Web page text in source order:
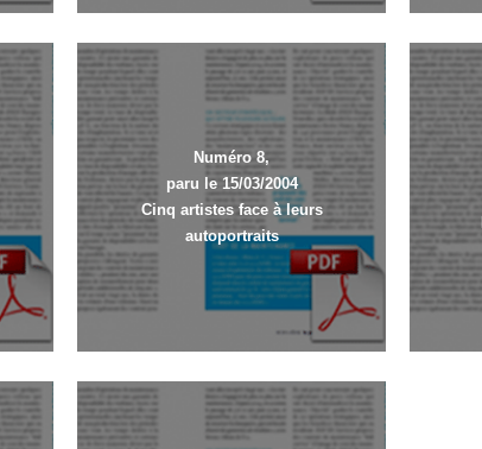
Numéro 8,
paru le 15/03/2004
Cinq artistes face à leurs
autoportraits